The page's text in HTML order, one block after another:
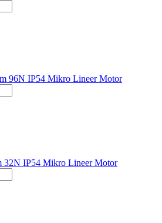
96N IP54 Mikro Lineer Motor
IP54 Mikro Lineer Motor